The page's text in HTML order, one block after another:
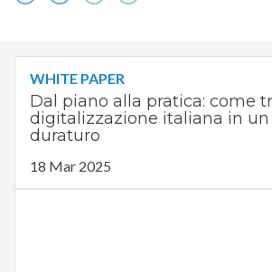
WHITE PAPER
Dal piano alla pratica: come
digitalizzazione italiana in un
duraturo
18 Mar 2025